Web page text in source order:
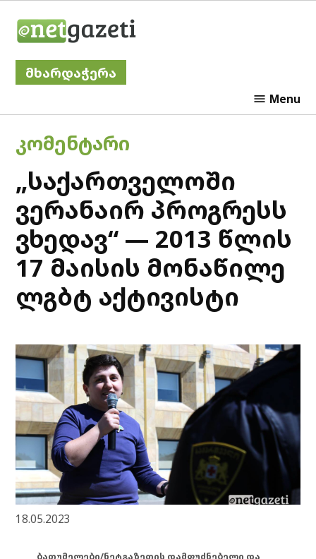
მხარდაჭერა
Menu
POSTED
IN
ᲙᲝᲛᲔᲜᲢᲐᲠᲘ
„საქართველოში
ვერანაირ პროგრესს
ვხედავ“ — 2013 წლის
17 მაისის მონაწილე
ლგბტ აქტივისტი
18.05.2023
ბათუმელები/ნეტგაზეთის დამფუძნებელი და